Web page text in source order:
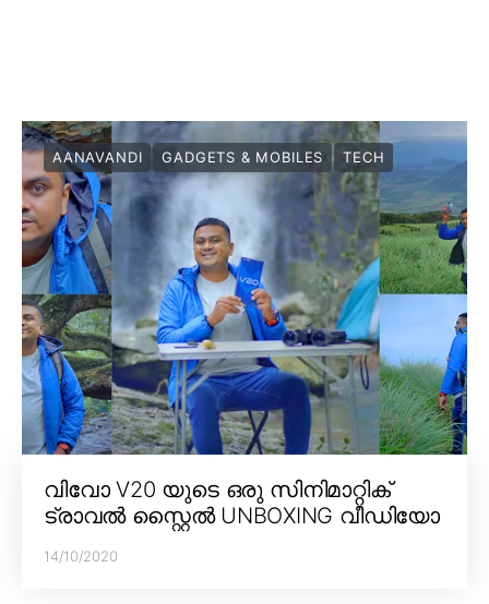
AANAVANDI GADGETS & MOBILES TECH
വിവോ V20 യുടെ ഒരു സിനിമാറ്റിക്
ട്രാവൽ സ്റ്റൈൽ UNBOXING വീഡിയോ
14/10/2020